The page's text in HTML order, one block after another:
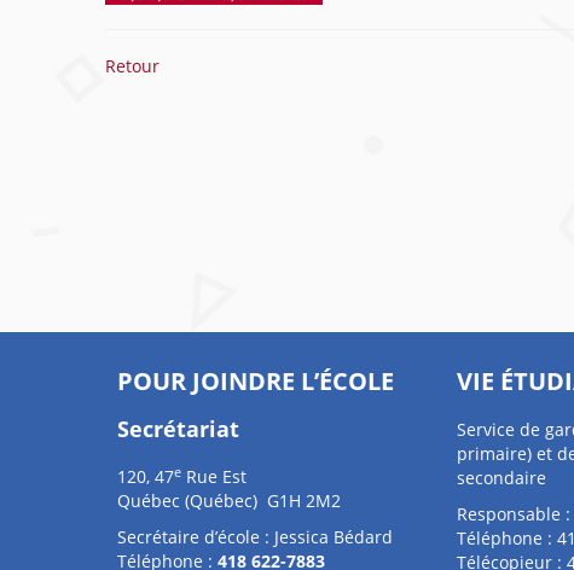
Retour
POUR JOINDRE L’ÉCOLE
Secrétariat
120, 47e Rue Est
Québec (Québec) G1H 2M2
Secrétaire d’école : Jessica Bédard
Téléphone : 418 622-7883
VIE
Service de
primaire) et
secondaire
Responsable
Téléphone :
Télécopieur :